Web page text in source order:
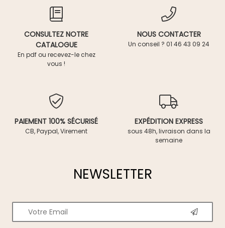
CONSULTEZ NOTRE
CATALOGUE
En pdf ou recevez-le chez
vous !
NOUS CONTACTER
Un conseil ? 01 46 43 09 24
PAIEMENT 100% SÉCURISÉ
CB, Paypal, Virement
EXPÉDITION EXPRESS
sous 48h, livraison dans la
semaine
NEWSLETTER